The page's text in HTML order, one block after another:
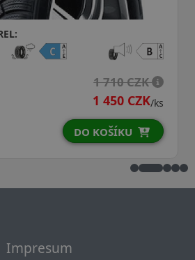
ks
Impresum